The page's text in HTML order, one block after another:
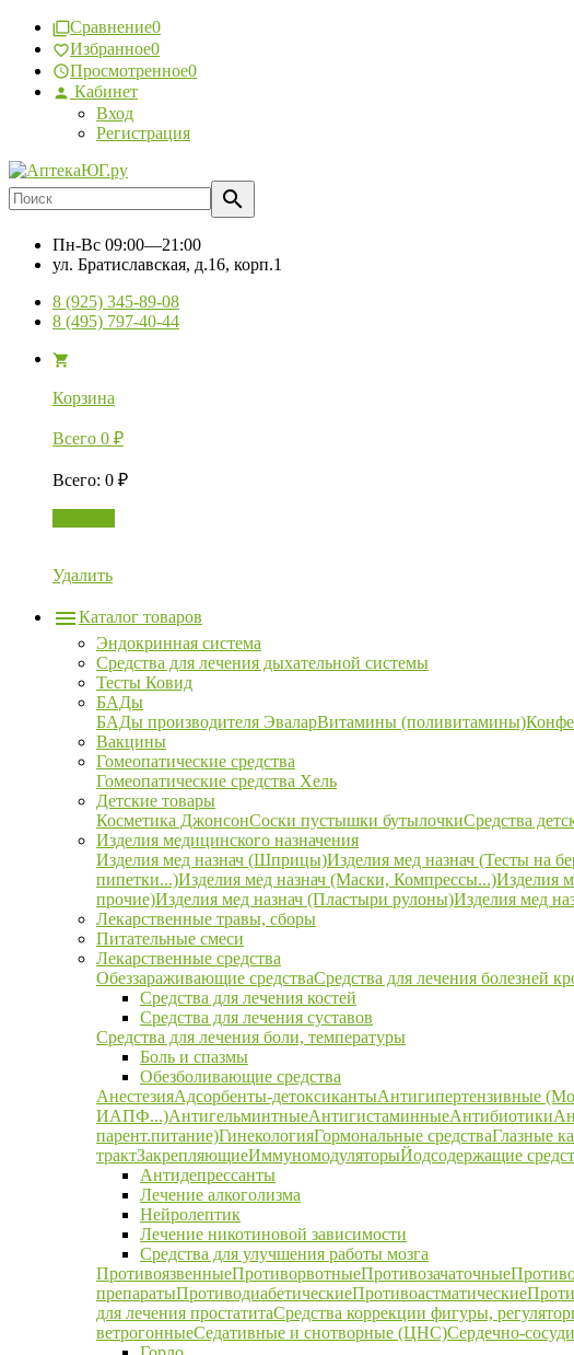
Сравнение0
Избранное0
Просмотренное0
Кабинет
Вход
Регистрация
Пн-Вс 09:00—21:00
ул. Братиславская, д.16, корп.1
8 (925) 345-89-08
8 (495) 797-40-44
Корзина
Всего 0 ₽
Всего: 0 ₽
Удалить
Каталог товаров
Эндокринная система
Средства для лечения дыхательной системы
Тесты Ковид
БАДы
БАДы производителя ЭваларВитамины (поливитамины)
Вакцины
Гомеопатические средства
Гомеопатические средства Хель
Детские товары
Косметика ДжонсонСоски пустышки бутылочкиСредства
Изделия медицинского назначения
Изделия мед назнач (Шприцы)Изделия мед назнач (Тесты на
пипетки...)Изделия мед назнач (Маски, Компрессы...)Изделия
прочие)Изделия мед назнач (Пластыри рулоны)Изделия мед
Лекарственные травы, сборы
Питательные смеси
Лекарственные средства
Обеззараживающие средстваСредства для лечения болезней
Средства для лечения костей
Средства для лечения суставов
Средства для лечения боли, температуры
Боль и спазмы
Обезболивающие средства
АнестезияАдсорбенты-детоксикантыАнтигипертензивные
ИАПФ...)АнтигельминтныеАнтигистаминныеАнтибиотики
парент.питание)ГинекологияГормональные средстваГлазные
трактЗакрепляющиеИммуномодуляторыЙодсодержащие
Антидепрессанты
Лечение алкоголизма
Нейролептик
Лечение никотиновой зависимости
Средства для улучшения работы мозга
ПротивоязвенныеПротиворвотныеПротивозачаточные
препаратыПротиводиабетическиеПротивоастматические
для лечения простатитаСредства коррекции фигуры,
ветрогонныеСедативные и снотворные (ЦНС)Сердечно-